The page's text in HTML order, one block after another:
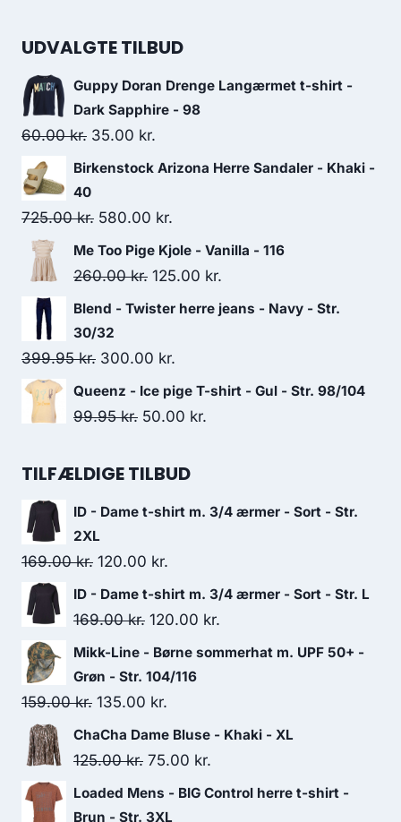
was:
is:
UDVALGTE TILBUD
Guppy Doran Drenge Langærmet t-shirt -
Dark Sapphire - 98
60.00kr. Original
price
was:
60.00 kr..
35.00 kr.
price
35.00 kr..
Birkenstock Arizona Herre Sandaler - Khaki -
40
725.00kr. Original
price
was:
580.00 kr.
price
is:
Me Too Pige Kjole - Vanilla - 116
260.00kr. Original
price
260.00 kr..
125.00 kr.
price
Blend - Twister herre jeans - Navy - Str.
30/32
399.95kr. Original
price
was:
300.00 kr.
price
is:
Queenz - Ice pige T-shirt - Gul - Str. 98/104
99.95kr. Original
was:
50.00 kr.
TILFÆLDIGE TILBUD
ID - Dame t-shirt m. 3/4 ærmer - Sort - Str.
2XL
169.00kr. Original
price
was:
120.00 kr.
price
is:
ID - Dame t-shirt m. 3/4 ærmer - Sort - Str. L
169.00kr. Original
price
was:
169.00 kr..
120.00 kr.
price
Mikk-Line - Børne sommerhat m. UPF 50+ -
Grøn - Str. 104/116
159.00kr. Original
price
was:
135.00 kr.
price
is:
ChaCha Dame Bluse - Khaki - XL
125.00kr. Original
price
was:
75.00 kr.
price
Loaded Mens - BIG Control herre t-shirt -
Brun - Str. 3XL